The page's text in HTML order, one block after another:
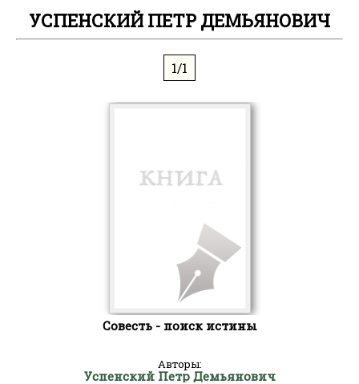
УСПЕНСКИЙ ПЕТР ДЕМЬЯНОВИЧ
1/1
Совесть - поиск истины
Авторы:
Успенский Петр Демьянович